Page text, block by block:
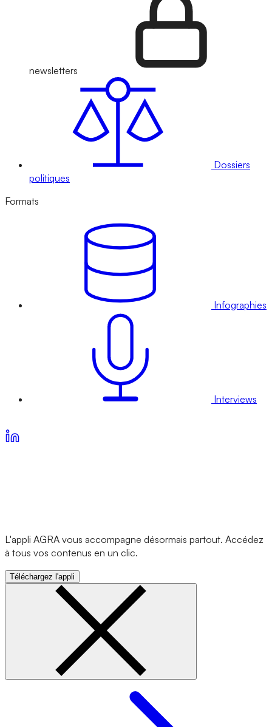
newsletters
Dossiers
politiques
Formats
Infographies
Interviews
L'appli AGRA vous accompagne désormais partout. Accédez
à tous vos contenus en un clic.
Téléchargez l'appli